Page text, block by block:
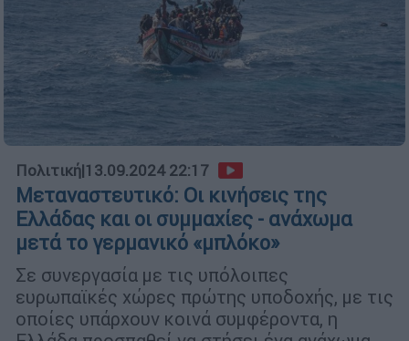
Πολιτική|13.09.2024 22:17
Μεταναστευτικό: Οι κινήσεις της
Ελλάδας και οι συμμαχίες - ανάχωμα
μετά το γερμανικό «μπλόκο»
Σε συνεργασία με τις υπόλοιπες
ευρωπαϊκές χώρες πρώτης υποδοχής, με τις
οποίες υπάρχουν κοινά συμφέροντα, η